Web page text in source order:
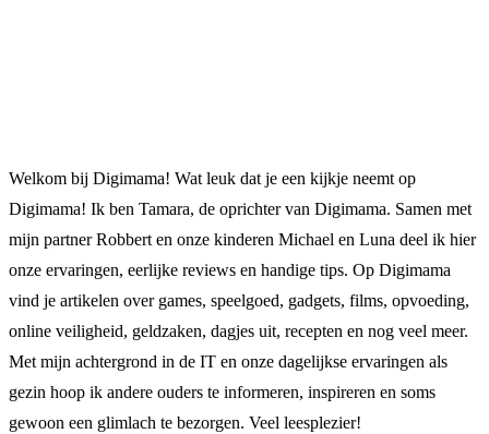
Welkom bij Digimama! Wat leuk dat je een kijkje neemt op
Digimama! Ik ben Tamara, de oprichter van Digimama. Samen met
mijn partner Robbert en onze kinderen Michael en Luna deel ik hier
onze ervaringen, eerlijke reviews en handige tips. Op Digimama
vind je artikelen over games, speelgoed, gadgets, films, opvoeding,
online veiligheid, geldzaken, dagjes uit, recepten en nog veel meer.
Met mijn achtergrond in de IT en onze dagelijkse ervaringen als
gezin hoop ik andere ouders te informeren, inspireren en soms
gewoon een glimlach te bezorgen. Veel leesplezier!